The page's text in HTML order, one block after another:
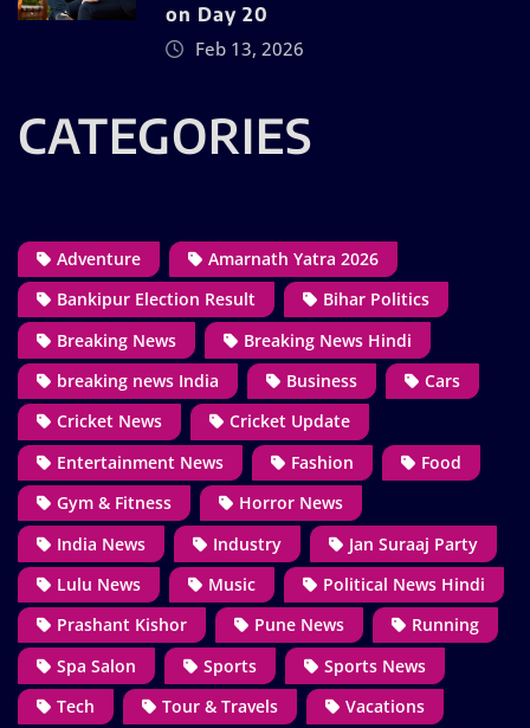
on Day 20
Feb 13, 2026
CATEGORIES
Adventure
Amarnath Yatra 2026
Bankipur Election Result
Bihar Politics
Breaking News
Breaking News Hindi
breaking news India
Business
Cars
Cricket News
Cricket Update
Entertainment News
Fashion
Food
Gym & Fitness
Horror News
India News
Industry
Jan Suraaj Party
Lulu News
Music
Political News Hindi
Prashant Kishor
Pune News
Running
Spa Salon
Sports
Sports News
Tech
Tour & Travels
Vacations